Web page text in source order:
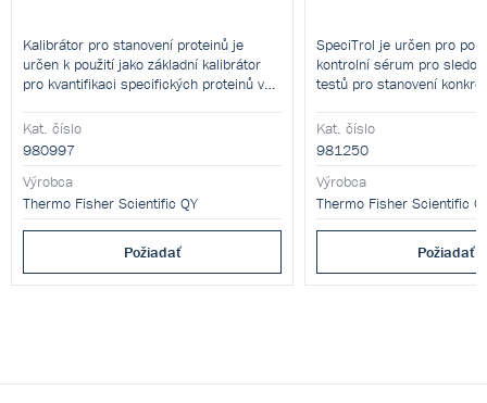
Kalibrátor pro stanovení proteinů je
určen k použití jako základní kalibrátor
pro kvantifikaci specifických proteinů v
Kat. číslo
980997
Výrobca
Thermo Fisher Scientific QY
Požiadať
SpeciTrol je určen pro
kontrolní sérum pro
testů pro stanovení
Kat. číslo
981250
Výrobca
Thermo Fisher Scientific
Požiadať